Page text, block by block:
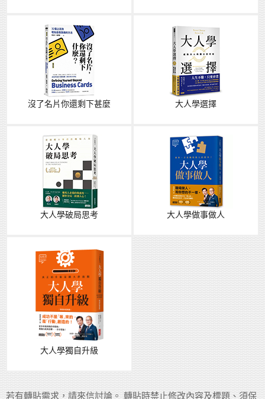
沒了名片你還剩下甚麼 大人學選擇
大人學破局思考 大人學做事做人
大人學獨自升級
若有轉貼需求，請來信討論。 轉貼時禁止修改內容及標題、須保